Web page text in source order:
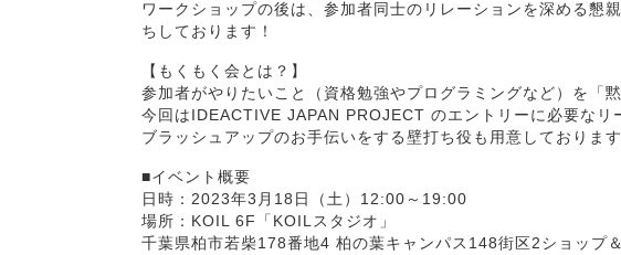
ワークショップの後は、参加者同士のリレーションを深める懇
ちしております！
【もくもく会とは？】
参加者がやりたいこと（資格勉強やプログラミングなど）を「
今回はIDEACTIVE JAPAN PROJECT のエントリーに必要なリ
ブラッシュアップのお手伝いをする壁打ち役も用意しております
■イベント概要
日時：2023年3月18日（土）12:00～19:00
場所：KOIL 6F「KOILスタジオ」
千葉県柏市若柴178番地4 柏の葉キャンパス148街区2ショップ